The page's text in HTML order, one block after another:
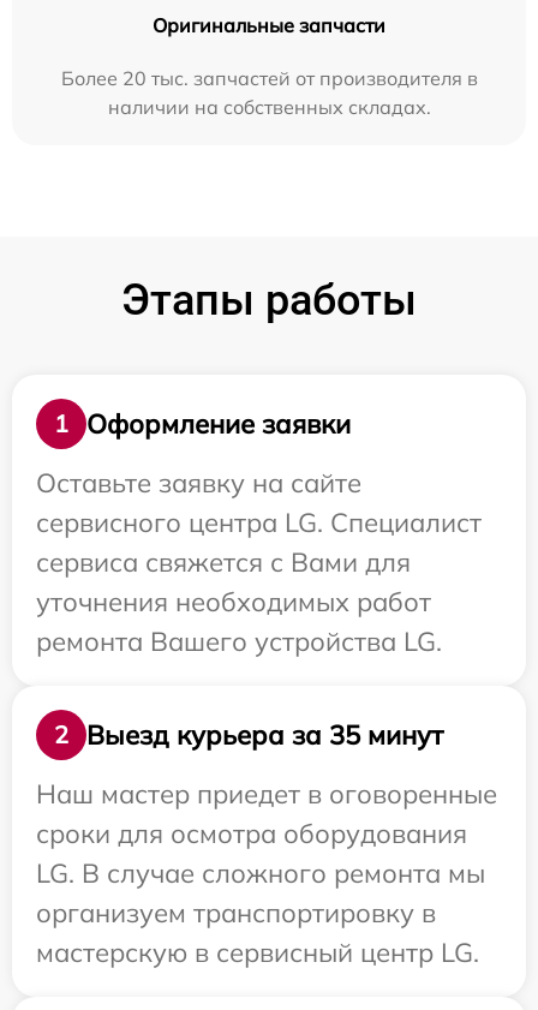
Оригинальные запчасти
Более 20 тыс. запчастей от производителя в
наличии на собственных складах.
Этапы работы
1
Оформление заявки
Оставьте заявку на сайте
сервисного центра LG. Специалист
сервиса свяжется с Вами для
уточнения необходимых работ
ремонта Вашего устройства LG.
2
Выезд курьера за 35 минут
Наш мастер приедет в оговоренные
сроки для осмотра оборудования
LG. В случае сложного ремонта мы
организуем транспортировку в
мастерскую в сервисный центр LG.